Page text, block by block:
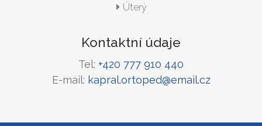
Úterý
Kontaktní údaje
Tel: +420 777 910 440
E-mail: kapral.ortoped@email.cz